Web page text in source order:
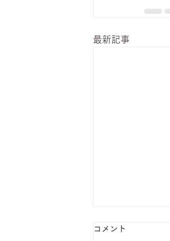
最新記事
コメント